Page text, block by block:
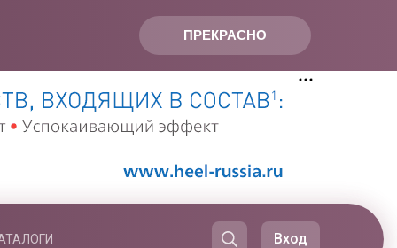
ПРЕКРАСНО
Вход